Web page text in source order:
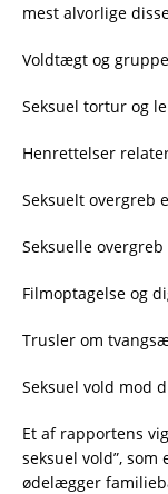
mest alvorlige
Voldtægt og
Seksuel tortur og
Henrettelser
Seksuelt overgreb
Seksuelle
Filmoptagelse og
Trusler om
Seksuel vold mod
Et af rapportens
seksuel vold”,
ødelægger